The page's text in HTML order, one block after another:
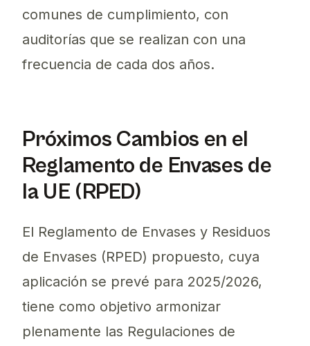
comunes de cumplimiento, con
auditorías que se realizan con una
frecuencia de cada dos años.
Próximos Cambios en el
Reglamento de Envases de
la UE (RPED)
El Reglamento de Envases y Residuos
de Envases (RPED) propuesto, cuya
aplicación se prevé para 2025/2026,
tiene como objetivo armonizar
plenamente las Regulaciones de